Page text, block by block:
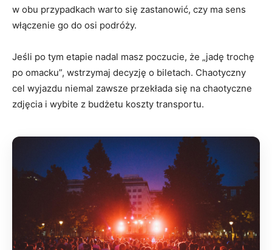
w obu przypadkach warto się zastanowić, czy ma sens
włączenie go do osi podróży.
Jeśli po tym etapie nadal masz poczucie, że „jadę trochę
po omacku”, wstrzymaj decyzję o biletach. Chaotyczny
cel wyjazdu niemal zawsze przekłada się na chaotyczne
zdjęcia i wybite z budżetu koszty transportu.